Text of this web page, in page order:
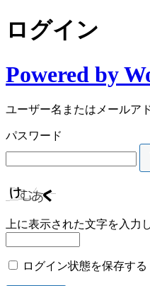
ログイン
Powered by
ユーザー名またはメールア
パスワード
上に表示された文字を入力
ログイン状態を保存する